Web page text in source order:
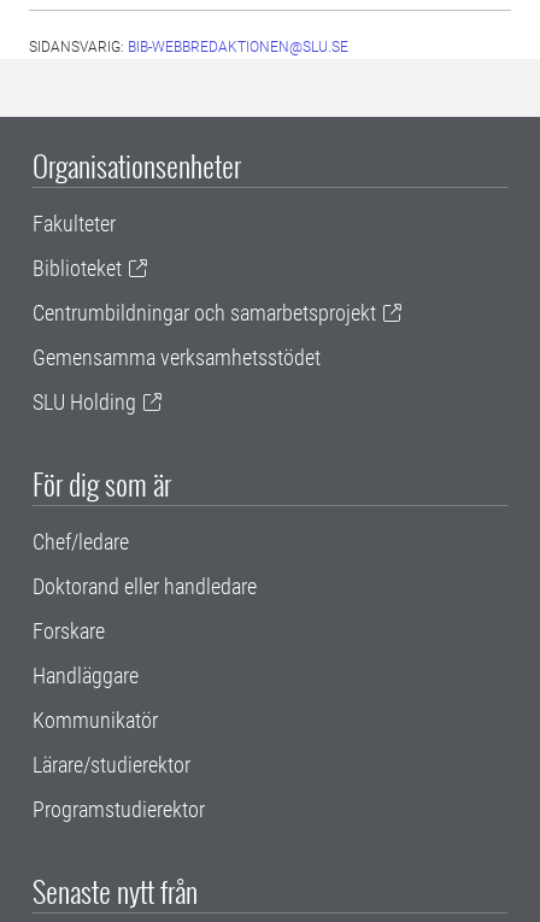
SIDANSVARIG: BIB-WEBBREDAKTIONEN@SLU.SE
Organisationsenheter
Fakulteter
Biblioteket
Centrumbildningar och samarbetsprojekt
Gemensamma verksamhetsstödet
SLU Holding
För dig som är
Chef/ledare
Doktorand eller handledare
Forskare
Handläggare
Kommunikatör
Lärare/studierektor
Programstudierektor
Senaste nytt från